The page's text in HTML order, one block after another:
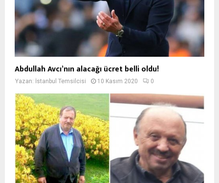
Abdullah Avcı’nın alacağı ücret belli oldu!
Yazan: İstanbul Temsilcisi 10 Kasım 2020 0